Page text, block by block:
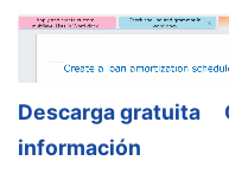
Descarga gratuita
información